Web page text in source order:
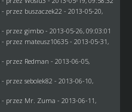
- przez buszaczek22 - 2013-05-20,
- przez gimbo- 2013-05-26, 09:03:01
- przez mateusz10635- 2013-05-31,
- przez Redman - 2013-06-05,
- przez sebolek82 - 2013-06-10,
- przez Mr. Zuma - 2013-06-11,